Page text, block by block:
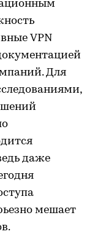
VPN
Для
даже
мешает